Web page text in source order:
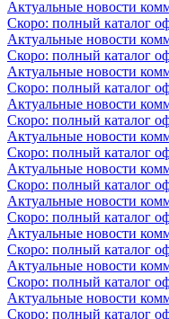
Актуальные новости
Скоро: полный каталог
Актуальные новости
Скоро: полный каталог
Актуальные новости
Скоро: полный каталог
Актуальные новости
Скоро: полный каталог
Актуальные новости
Скоро: полный каталог
Актуальные новости
Скоро: полный каталог
Актуальные новости
Скоро: полный каталог
Актуальные новости
Скоро: полный каталог
Актуальные новости
Скоро: полный каталог
Актуальные новости
Скоро: полный каталог